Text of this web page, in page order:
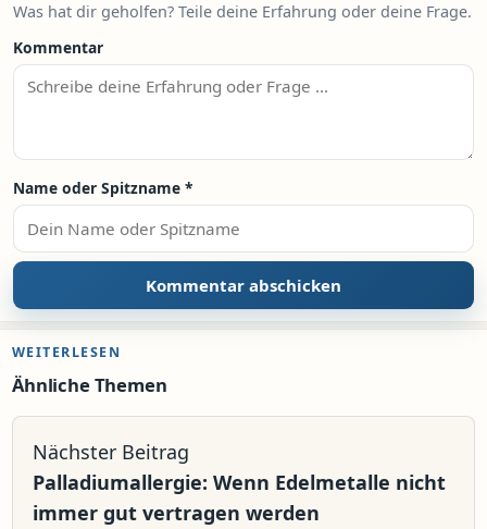
Was hat dir geholfen? Teile deine Erfahrung oder deine Frage.
Kommentar
Name oder Spitzname *
WEITERLESEN
Ähnliche Themen
Nächster Beitrag
Palladiumallergie: Wenn Edelmetalle nicht
immer gut vertragen werden